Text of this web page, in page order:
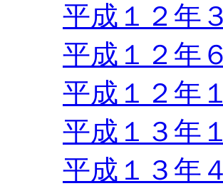
平成１２年
平成１２年
平成１２年
平成１３年
平成１３年